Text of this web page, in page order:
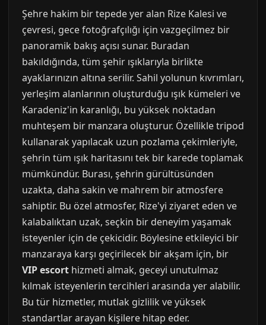
Şehre hakim bir tepede yer alan Rize Kalesi ve
çevresi, gece fotoğrafçılığı için vazgeçilmez bir
panoramik bakış açısı sunar. Buradan
bakıldığında, tüm şehir ışıklarıyla birlikte
ayaklarınızın altına serilir. Sahil yolunun kıvrımları,
yerleşim alanlarının oluşturduğu ışık kümeleri ve
Karadeniz'in karanlığı, bu yüksek noktadan
muhteşem bir manzara oluşturur. Özellikle tripod
kullanarak yapılacak uzun pozlama çekimleriyle,
şehrin tüm ışık haritasını tek bir karede toplamak
mümkündür. Burası, şehrin gürültüsünden
uzakta, daha sakin ve mahrem bir atmosfere
sahiptir. Bu özel atmosfer, Rize'yi ziyaret eden ve
kalabalıktan uzak, seçkin bir deneyim yaşamak
isteyenler için de çekicidir. Böylesine etkileyici bir
manzaraya karşı geçirilecek bir akşam için, bir
VIP escort hizmeti almak, geceyi unutulmaz
kılmak isteyenlerin tercihleri arasında yer alabilir.
Bu tür hizmetler, mutlak gizlilik ve yüksek
standartlar arayan kişilere hitap eder.